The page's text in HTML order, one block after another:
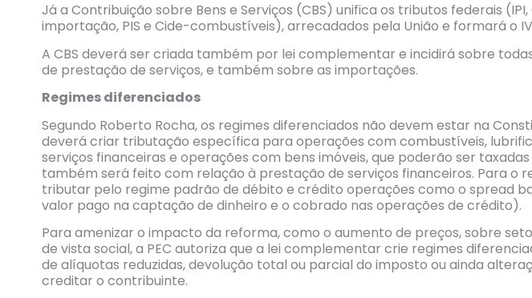
Já a Contribuição sobre Bens e Serviços (CBS) unifica os tributos federais
importação, PIS e Cide-combustíveis), arrecadados pela União e formará o
A CBS deverá ser criada também por lei complementar e incidirá sobre
de prestação de serviços, e também sobre as importações.
Regimes diferenciados
Segundo Roberto Rocha, os regimes diferenciados não devem estar na
deverá criar tributação específica para operações com combustíveis,
serviços financeiras e operações com bens imóveis, que poderão ser taxadas
também será feito com relação à prestação de serviços financeiros. Para o
tributar pelo regime padrão de débito e crédito operações como o spread
valor pago na captação de dinheiro e o cobrado nas operações de crédito).
Para amenizar o impacto da reforma, como o aumento de preços, sobre
de vista social, a PEC autoriza que a lei complementar crie regimes
de alíquotas reduzidas, devolução total ou parcial do imposto ou ainda
creditar o contribuinte.